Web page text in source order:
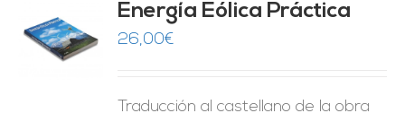
Energía Eólica Práctica
26,00€
Traducción al castellano de la obra